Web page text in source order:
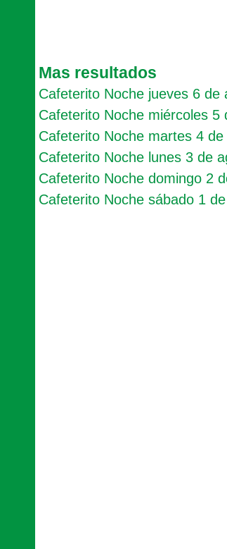
Mas resultados
Cafeterito Noche jueves 6 de
Cafeterito Noche miércoles 5
Cafeterito Noche martes 4
Cafeterito Noche lunes 3 de
Cafeterito Noche domingo 2
Cafeterito Noche sábado 1